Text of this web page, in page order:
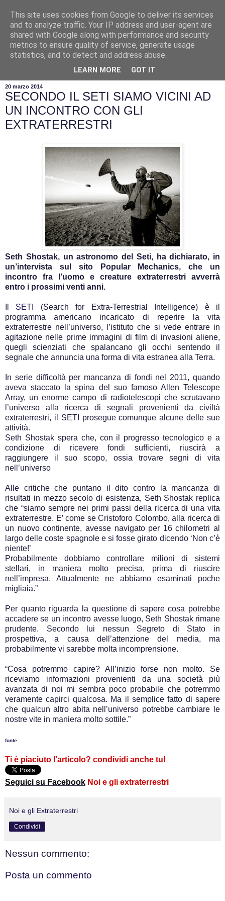
20 marzo 2014
SECONDO IL SETI SIAMO VICINI AD
UN INCONTRO CON GLI
EXTRATERRESTRI
Seth Shostak, un astronomo del Seti, ha dichiarato, in
un’intervista sul sito Popular Mechanics, che un
incontro fra l’uomo e creature extraterrestri avverrà
entro i prossimi venti anni.
SETI
(Search for Extra-Terrestrial Intelligence) è il
programma americano incaricato di reperire la vita
extraterrestre nell’universo, l’istituto che si vede entrare in
agitazione nelle prime immagini di film di invasioni aliene,
quegli scienziati che spalancano gli occhi sentendo il
segnale che annuncia una forma di vita estranea alla Terra.
In serie difficoltà per mancanza di fondi nel 2011, quando
aveva staccato la spina del suo famoso Allen Telescope
Array, un enorme campo di radiotelescopi che scrutavano
l’universo alla ricerca di segnali provenienti da civiltà
extraterrestri, il SETI prosegue comunque alcune delle sue
attività.
Seth Shostak spera che, con il progresso tecnologico e a
condizione di ricevere fondi sufficienti, riuscirà a
raggiungere il suo scopo, ossia trovare segni di vita
nell’universo
Alle critiche che puntano il dito contro la mancanza di
risultati in mezzo secolo di esistenza, Seth Shostak replica
che “siamo sempre nei primi passi della ricerca di una vita
extraterrestre. E’ come se Cristoforo Colombo, alla ricerca di
un nuovo continente, avesse navigato per 16 chilometri al
largo delle coste spagnole e si fosse girato dicendo ‘Non c’è
niente!’
Probabilmente dobbiamo controllare milioni di sistemi
stellari, in maniera molto precisa, prima di riuscire
nell’impresa. Attualmente ne abbiamo esaminati poche
migliaia.”
Per quanto riguarda la questione di sapere cosa potrebbe
accadere se un incontro avesse luogo, Seth Shostak rimane
prudente. Secondo lui nessun Segreto di Stato in
prospettiva, a causa dell’attenzione del media, ma
probabilmente vi sarebbe molta incomprensione.
“Cosa potremmo capire? All’inizio forse non molto. Se
riceviamo informazioni provenienti da una società più
avanzata di noi mi sembra poco probabile che potremmo
veramente capirci qualcosa. Ma il semplice fatto di sapere
che qualcun altro abita nell’universo potrebbe cambiare le
nostre vite in maniera molto sottile.”
fonte
Ti è piaciuto l'articolo? condividi anche tu!
Seguici su Facebook Noi e gli extraterrestri
Noi e gli Extraterrestri
Condividi
Nessun commento:
Posta un commento
This site uses cookies from Google to deliver its services
and to analyze traffic. Your IP address and user-agent are
shared with Google along with performance and security
metrics to ensure quality of service, generate usage
statistics, and to detect and address abuse.
LEARN MORE GOT IT